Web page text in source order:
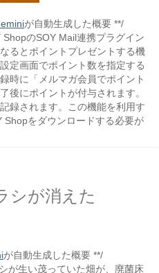
が自動生成した概要 **/
ShopのSOY Mail連携プラグイン
るとポイントプレゼントする機
定画面でポイント数を指定する
時に「メルマガ会員でポイント
後にポイントが付与されます。
録されます。この機能を利用す
Shopをダウンロードする必要が
シが消えた
が自動生成した概要 **/
が生い茂っていた畑が、廃菌床